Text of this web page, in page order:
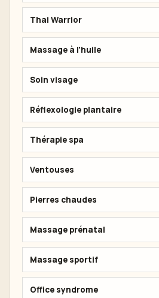
Thai Warrior
Massage à l'huile
Soin visage
Réflexologie plantaire
Thérapie spa
Ventouses
Pierres chaudes
Massage prénatal
Massage sportif
Office syndrome